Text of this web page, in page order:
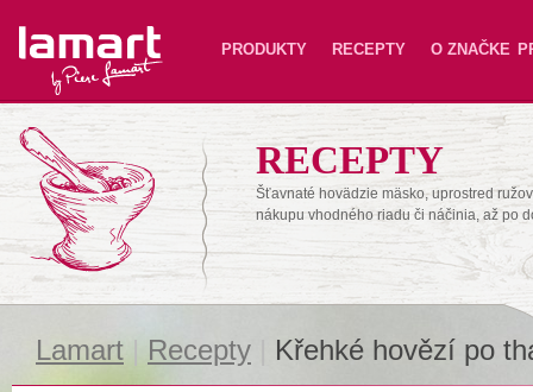
Lamart PRODUKTY RECEPTY O ZNAČKE
RECEPTY
Šťavnaté hovädzie mäsko, uprostred
nákupu vhodného riadu či náčinia, až po
Lamart Recepty Křehké hovězí po